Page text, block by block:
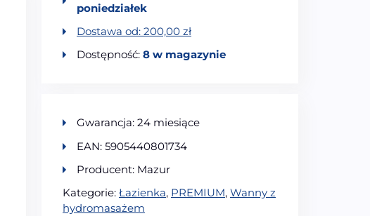
poniedziałek
Dostawa od: 200,00 zł
Dostępność: 8 w magazynie
Gwarancja: 24 miesiące
EAN: 5905440801734
Producent: Mazur
Kategorie: Łazienka, PREMIUM, Wanny z
hydromasażem